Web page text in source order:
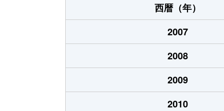
下吉田
50万円 月江寺
下吉田
140万円 月江寺
松山
5,100万円 富士山
松山
3,000万円 富士山
西暦（年）
2007
2008
2009
2010